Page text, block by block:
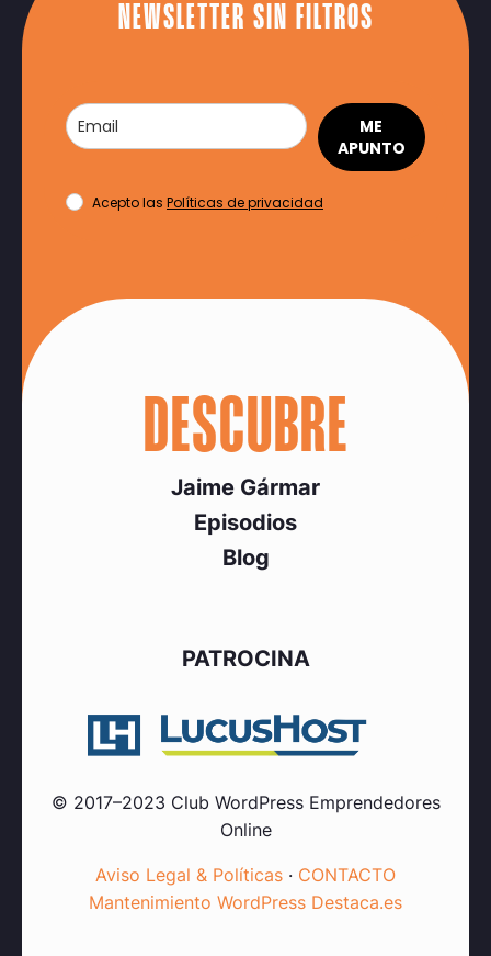
NEWSLETTER SIN FILTROS
ME
APUNTO
Acepto las Políticas de privacidad
DESCUBRE
Jaime Gármar
Episodios
Blog
PATROCINA
© 2017–2023 Club WordPress Emprendedores
Online
Aviso Legal & Políticas · CONTACTO
Mantenimiento WordPress Destaca.es